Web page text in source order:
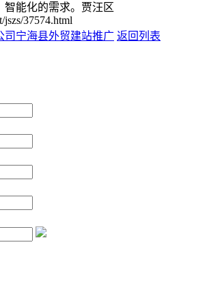
智能化的需求。贾汪区
37574.html
司 宁海县外贸建站推广 返回列表